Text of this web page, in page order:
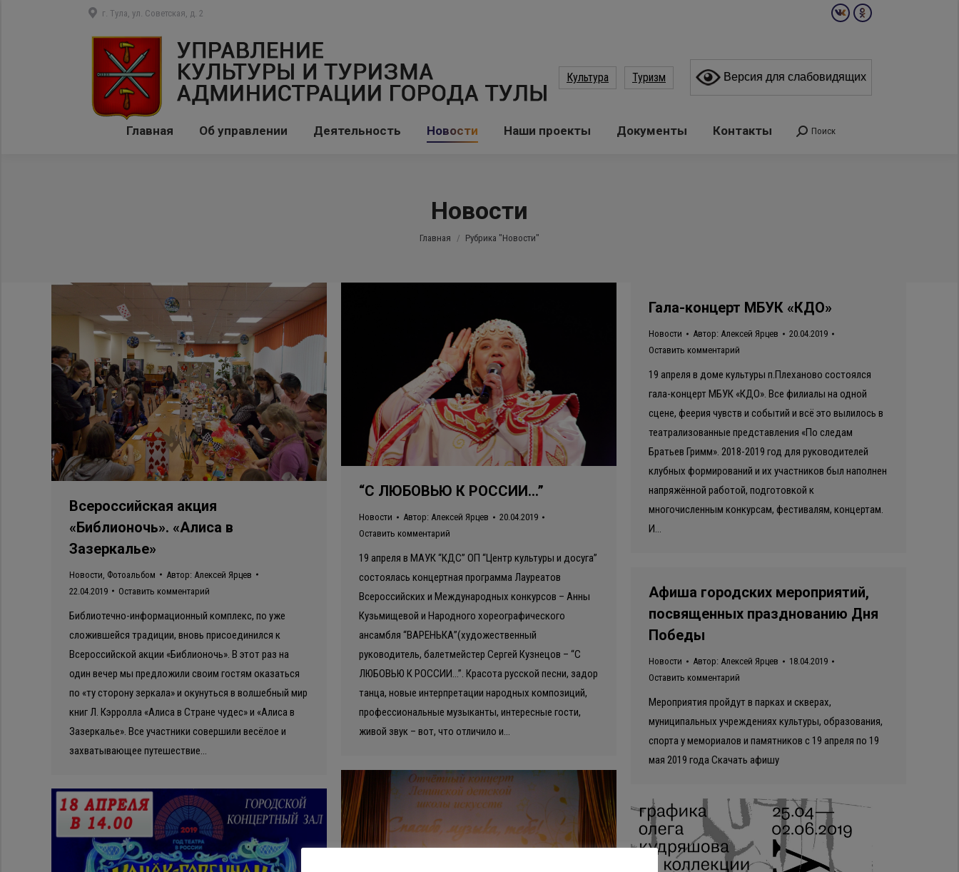
г. Тула, ул. Советская, д. 2
Вконтакте
opens
in
new
Одноклассники
opens
in
new
Версия для слабовидящих
Культура Туризм
Главная Об управлении Деятельность Новости Наши проекты Документы Контакты Поиск:
Поиск
Новости
Вы здесь:
Главная Рубрика "Новости"
Всероссийская акция
«Библионочь». «Алиса в
Зазеркалье»
Новости Фотоальбом Автор: Алексей Ярцев
22.04.2019
Оставить комментарий
Библиотечно-информационный комплекс, по уже
сложившейся традиции, вновь присоединился к
Всероссийской акции «Библионочь». В этот раз на
один вечер мы предложили своим гостям оказаться
по «ту сторону зеркала» и окунуться в волшебный мир
книг Л. Кэрролла «Алиса в Стране чудес» и «Алиса в
Зазеркалье». Все участники совершили весёлое и
захватывающее путешествие…
“С ЛЮБОВЬЮ К РОССИИ…”
Новости Автор: Алексей Ярцев
20.04.2019
Оставить комментарий
19 апреля в МАУК “КДС” ОП “Центр культуры и досуга”
состоялась концертная программа Лауреатов
Всероссийских и Международных конкурсов – Анны
Кузьмищевой и Народного хореографического
ансамбля “ВАРЕНЬКА”(художественный
руководитель, балетмейстер Сергей Кузнецов – “С
ЛЮБОВЬЮ К РОССИИ…”. Красота русской песни, задор
танца, новые интерпретации народных композиций,
профессиональные музыканты, интересные гости,
живой звук – вот, что отличило и…
Гала-концерт МБУК «КДО»
Новости Автор: Алексей Ярцев
20.04.2019
Оставить комментарий
19 апреля в доме культуры п.Плеханово состоялся
гала-концерт МБУК «КДО». Все филиалы на одной
сцене, феерия чувств и событий и всё это вылилось в
театрализованные представления «По следам
Братьев Гримм». 2018-2019 год для руководителей
клубных формирований и их участников был наполнен
напряжённой работой, подготовкой к
многочисленным конкурсам, фестивалям, концертам.
И…
Афиша городских мероприятий,
посвященных празднованию Дня
Победы
Новости Автор: Алексей Ярцев
18.04.2019
Оставить комментарий
Мероприятия пройдут в парках и скверах,
муниципальных учреждениях культуры, образования,
спорта у мемориалов и памятников с 19 апреля по 19
мая 2019 года Скачать афишу